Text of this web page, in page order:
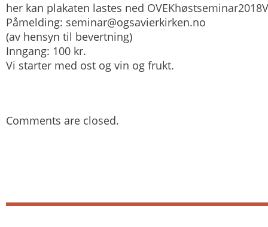
her kan plakaten lastes ned
Påmelding: seminar@ogsavierkirken.no
(av hensyn til bevertning)
Inngang: 100 kr.
Vi starter med ost og vin og frukt.
Comments are closed.